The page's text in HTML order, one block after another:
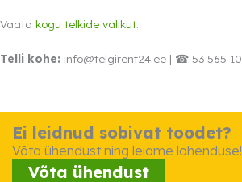
Vaata kogu telkide valikut.
Telli kohe: info@telgirent24.ee | ☎ 53 565
Ei leidnud sobivat toodet?
Võta ühendust ning leiame lahenduse!
Võta ühendust